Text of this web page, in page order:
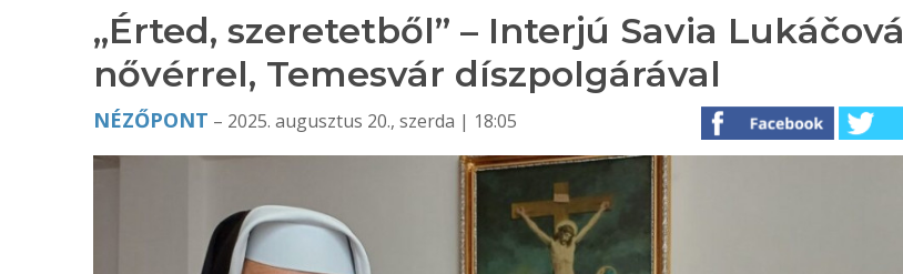
„Érted, szeretetből” – Interjú Savia Lukáčová
nővérrel, Temesvár díszpolgárával
NÉZŐPONT – 2025. augusztus 20., szerda | 18:05